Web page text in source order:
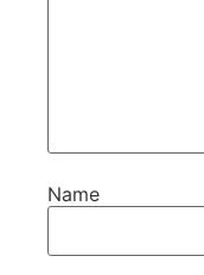
Name